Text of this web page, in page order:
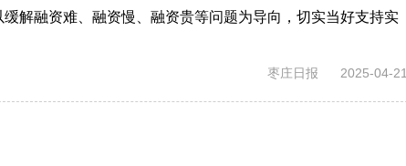
解融资难、融资慢、融资贵等问题为导向，切实当好支持实
枣庄日报 2025-04-21